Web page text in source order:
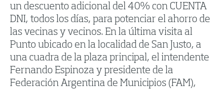
un descuento adicional del 40% con CUENTA
DNI, todos los días, para potenciar el ahorro de
las vecinas y vecinos. En la última visita al
Punto ubicado en la localidad de San Justo, a
una cuadra de la plaza principal, el intendente
Fernando Espinoza y presidente de la
Federación Argentina de Municipios (FAM),